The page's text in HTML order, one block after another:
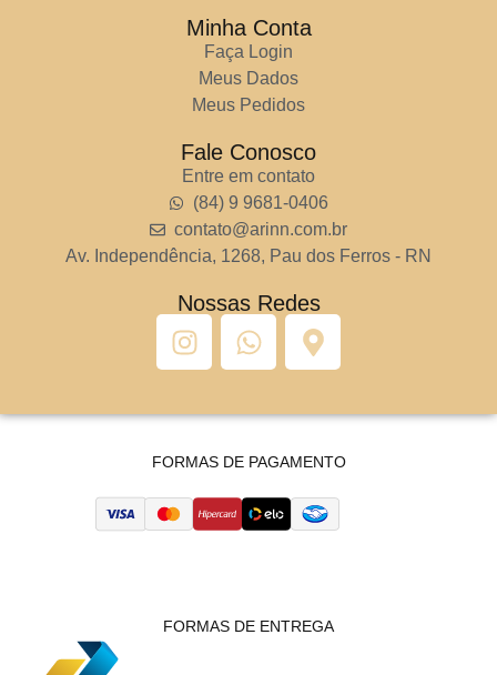
Minha Conta
Faça Login
Meus Dados
Meus Pedidos
Fale Conosco
Entre em contato
(84) 9 9681-0406
contato@arinn.com.br
Av. Independência, 1268, Pau dos Ferros - RN
Nossas Redes
FORMAS DE PAGAMENTO
FORMAS DE ENTREGA